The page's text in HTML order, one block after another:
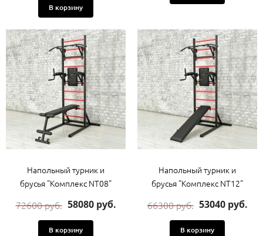
В корзину
Напольный турник и
брусья "Комплекс NT08"
72600 руб. 58080 руб.
В корзину
Напольный турник и
брусья "Комплекс NT12"
66300 руб. 53040 руб.
В корзину